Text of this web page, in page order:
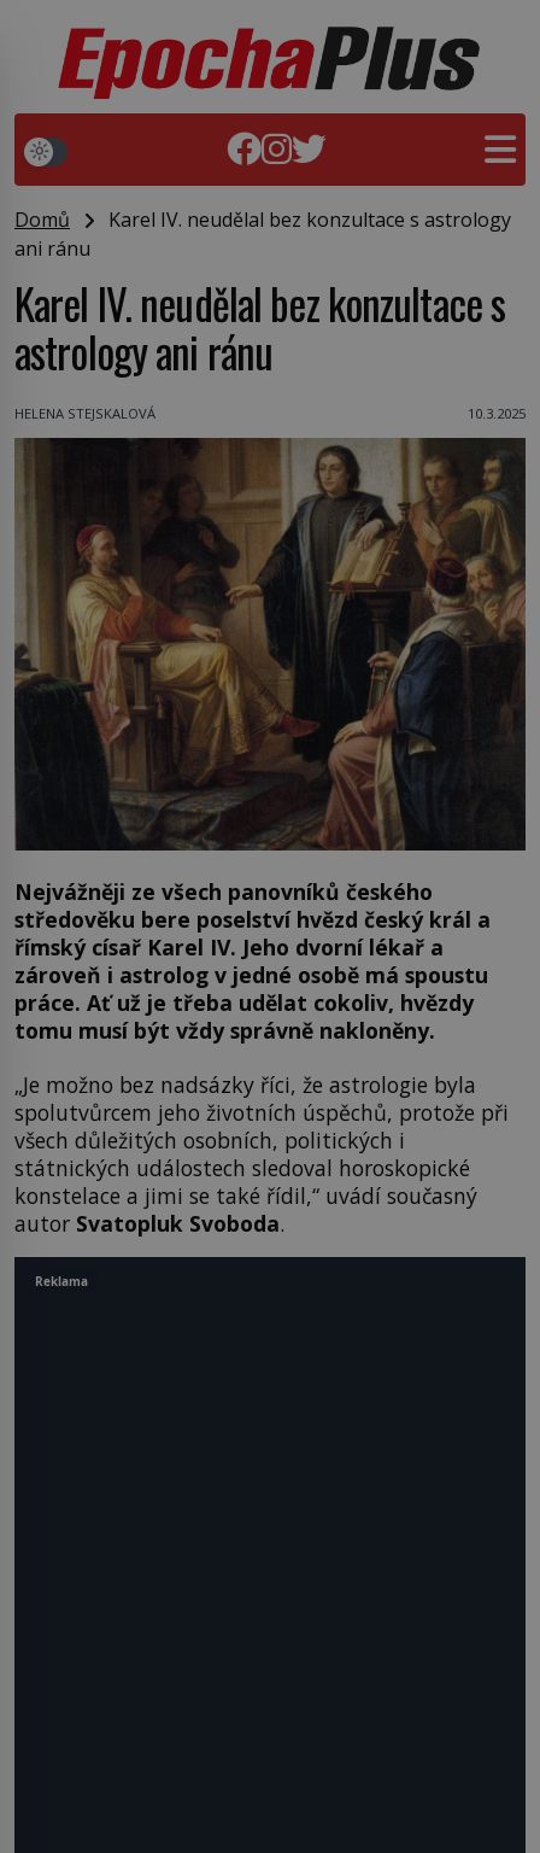
Domů
Karel IV. neudělal bez konzultace s astrology
ani ránu
Karel IV. neudělal bez konzultace s
astrology ani ránu
HELENA STEJSKALOVÁ 10.3.2025
Nejvážněji ze všech panovníků českého
středověku bere poselství hvězd český král a
římský císař Karel IV. Jeho dvorní lékař a
zároveň i astrolog v jedné osobě má spoustu
práce. Ať už je třeba udělat cokoliv, hvězdy
tomu musí být vždy správně nakloněny.
„Je možno bez nadsázky říci, že astrologie byla
spolutvůrcem jeho životních úspěchů, protože při
všech důležitých osobních, politických i
státnických událostech sledoval horoskopické
konstelace a jimi se také řídil,“ uvádí současný
autor Svatopluk Svoboda.
Reklama